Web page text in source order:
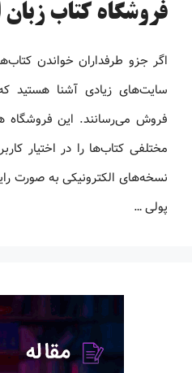
فروشگاه کتاب
اگر جزو طرفداران خواندن
سایت‌های زیادی آشنا هستید
فروش می‌رسانند. این
مختلفی کتاب‌ها را در اختیار
نسخه‌های الکترونیکی به صورت
پولی …